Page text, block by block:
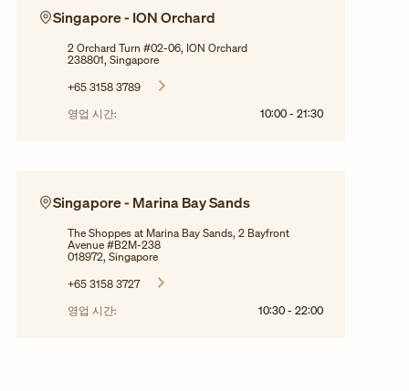
Singapore - ION Orchard
2 Orchard Turn #02-06, ION Orchard
238801, Singapore
+65 3158 3789
영업 시간:
10:00 - 21:30
Singapore - Marina Bay Sands
The Shoppes at Marina Bay Sands, 2 Bayfront
Avenue #B2M-238
018972, Singapore
+65 3158 3727
영업 시간:
10:30 - 22:00